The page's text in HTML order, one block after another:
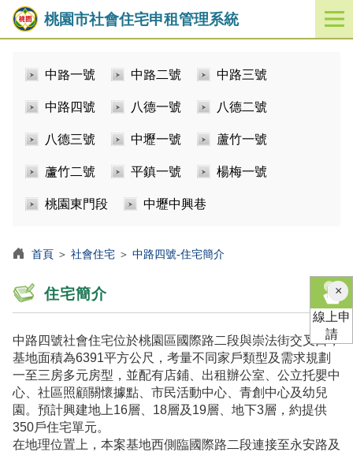
桃園市社會住宅申租管理系統
開
啟
中路一號 中路二號 中路三號
中路四號 八德一號 八德二號
八德三號 中壢一號 蘆竹一號
蘆竹二號 平鎮一號 楊梅一號
桃園東門段 中壢中興巷
首頁 ＞ 社會住宅 ＞ 中路四號-住宅簡介
住宅簡介
中路四號社會住宅位於桃園區國際路二段與崇法街交叉口，
基地面積為6391平方公尺，考量不同家戶類型及需求規劃
一至三房多元房型，並配有店鋪、出租辦公室、公立托嬰中
心、社區照顧關懷據點、市民活動中心、青創中心及幼兒
園。預計興建地上16層、18層及19層、地下3層，約提供
350戶住宅單元。
在地理位置上，本案基地西側臨國際路二段連接至永安路及
×關
閉
線上申
請